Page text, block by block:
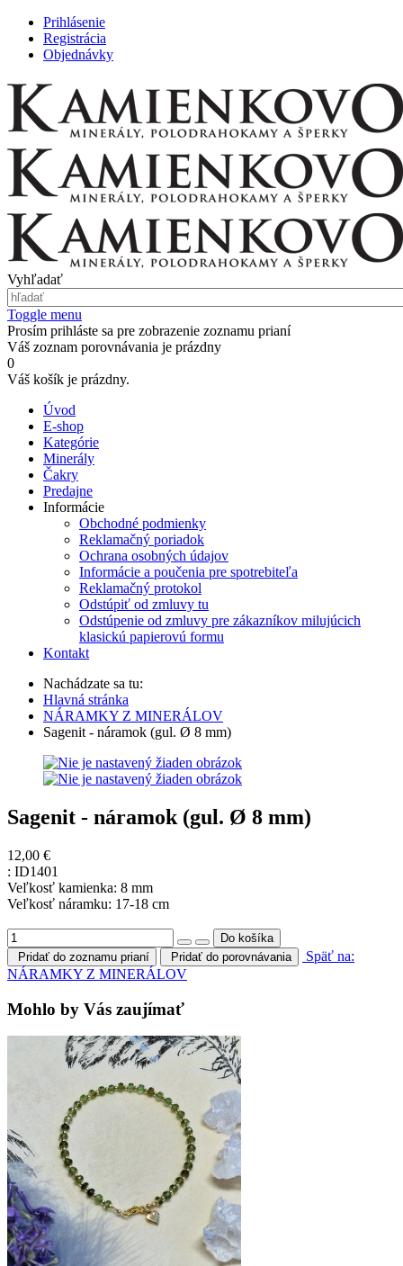
Prihlásenie
Registrácia
Objednávky
Vyhľadať
Toggle menu
Prosím prihláste sa pre zobrazenie zoznamu prianí
Váš zoznam porovnávania je prázdny
0
Váš košík je prázdny.
Úvod
E-shop
Kategórie
Minerály
Čakry
Predajne
Informácie
Obchodné podmienky
Reklamačný poriadok
Ochrana osobných údajov
Informácie a poučenia pre spotrebiteľa
Reklamačný protokol
Odstúpiť od zmluvy tu
Odstúpenie od zmluvy pre zákazníkov milujúcich
klasickú papierovú formu
Kontakt
Nachádzate sa tu:
Hlavná stránka
NÁRAMKY Z MINERÁLOV
Sagenit - náramok (gul. Ø 8 mm)
Sagenit - náramok (gul. Ø 8 mm)
12,00 €
: ID1401
Veľkosť kamienka: 8 mm
Veľkosť náramku: 17-18 cm
Pridať do zoznamu prianí Pridať do porovnávania
Späť na:
NÁRAMKY Z MINERÁLOV
Mohlo by Vás zaujímať